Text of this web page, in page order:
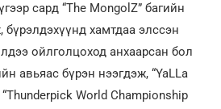
сард “The MongolZ” багийн
бүрэлдэхүүнд хамтдаа элссэн
ойлголцоход анхаарсан бол
авьяас бүрэн нээгдэж, “YaLLa
World Championship